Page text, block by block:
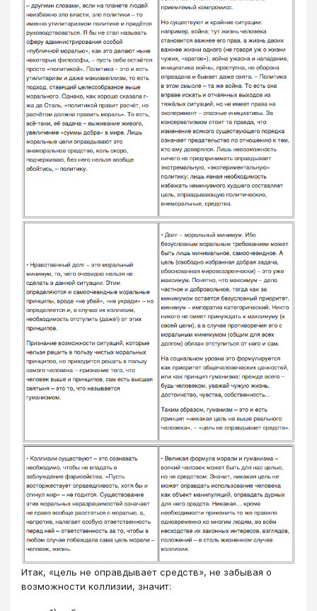
Итак, «цель не оправдывает средств», не забывая о
возможности коллизии, значит: